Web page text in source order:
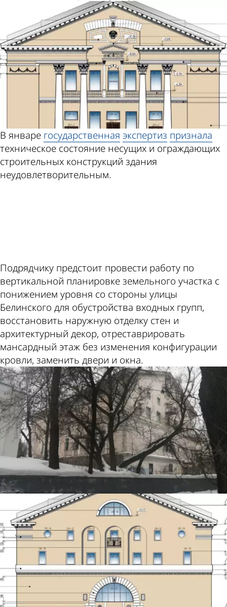
В январе государственная экспертиз признала
техническое состояние несущих и ограждающих
строительных конструкций здания
неудовлетворительным.
Подрядчику предстоит провести работу по
вертикальной планировке земельного участка с
понижением уровня со стороны улицы
Белинского для обустройства входных групп,
восстановить наружную отделку стен и
архитектурный декор, отреставрировать
мансардный этаж без изменения конфигурации
кровли, заменить двери и окна.